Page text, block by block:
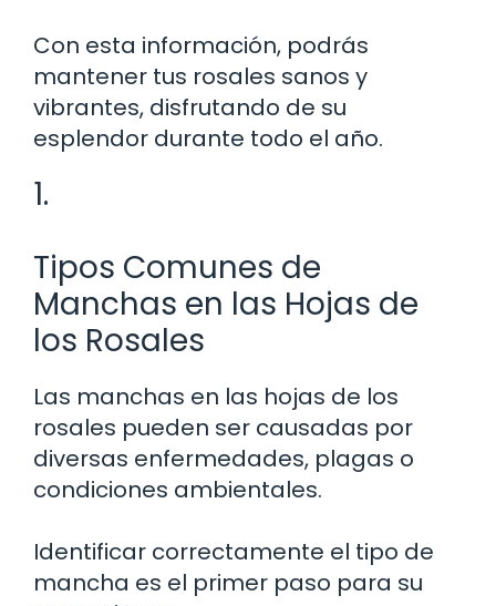
Con esta información, podrás
mantener tus rosales sanos y
vibrantes, disfrutando de su
esplendor durante todo el año.
1.
Tipos Comunes de
Manchas en las Hojas de
los Rosales
Las manchas en las hojas de los
rosales pueden ser causadas por
diversas enfermedades, plagas o
condiciones ambientales.
Identificar correctamente el tipo de
mancha es el primer paso para su